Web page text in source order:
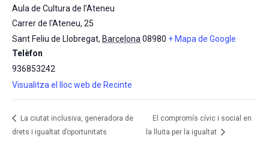
Aula de Cultura de l’Ateneu
Carrer de l'Ateneu, 25
Sant Feliu de Llobregat, Barcelona 08980 + Mapa de Google
Telèfon
936853242
Visualitza el lloc web de Recinte
La ciutat inclusiva, generadora de
drets i igualtat d’oportunitats
El compromís cívic i social en
la lluita per la igualtat